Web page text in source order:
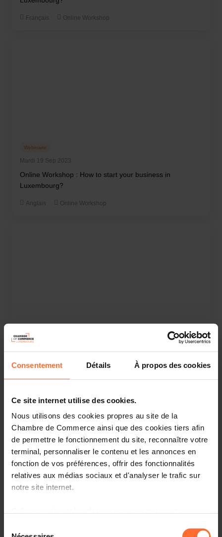
Consentement Détails À propos des cookies
Ce site internet utilise des cookies.
Nous utilisons des cookies propres au site de la
Chambre de Commerce ainsi que des cookies tiers afin
de permettre le fonctionnement du site, reconnaître votre
terminal, personnaliser le contenu et les annonces en
fonction de vos préférences, offrir des fonctionnalités
relatives aux médias sociaux et d'analyser le trafic sur
notre site internet.
à l’exception des cookies strictement nécessaires au
Français Online Workshop
Mardi 19 Sep 2023
Webinaire
Online Workshop : How to start your business in
Luxembourg?
Anglais Online Workshop
Webinaire
Online Workshop : Les fondamentaux du business plan
Français Online Workshop
Trade Mission to Kosovo